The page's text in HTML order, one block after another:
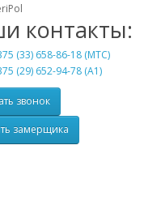
контакты:
(33) 658-86-18 (МТС)
(29) 652-94-78 (A1)
звонок
замерщика